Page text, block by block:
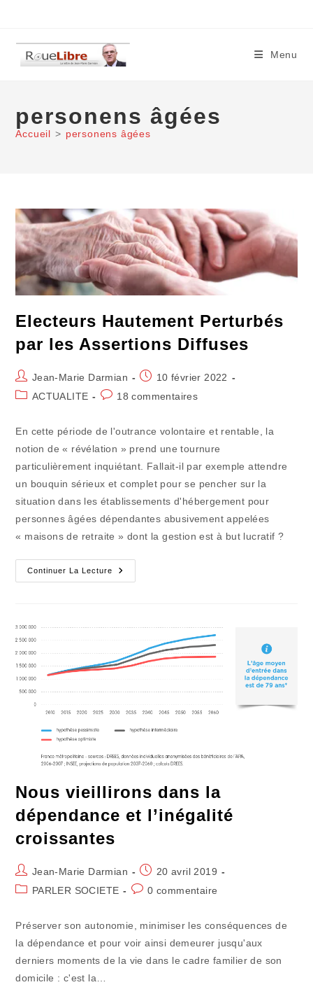
content
Menu
personens âgées
Accueil > personens âgées
Electeurs Hautement Perturbés
par les Assertions Diffuses
Auteur/autrice
de
Jean-Marie Darmian
Publication
publiée :
10 février 2022
PostACTUALITE
Commentaires
18 commentaires
En cette période de l'outrance volontaire et rentable, la
notion de « révélation » prend une tournure
particulièrement inquiétant. Fallait-il par exemple attendre
un bouquin sérieux et complet pour se pencher sur la
situation dans les établissements d'hébergement pour
personnes âgées dépendantes abusivement appelées
« maisons de retraite » dont la gestion est à but lucratif ?
Continuer La Lecture
Electeurs
Hautement
Diffuses
Nous vieillirons dans la
dépendance et l’inégalité
croissantes
Auteur/autrice
de
Jean-Marie Darmian
Publication
publiée :
20 avril 2019
PostPARLER SOCIETE
Commentaires
publication :
0 commentaire
Préserver son autonomie, minimiser les conséquences de
la dépendance et pour voir ainsi demeurer jusqu'aux
derniers moments de la vie dans le cadre familier de son
domicile : c'est la…